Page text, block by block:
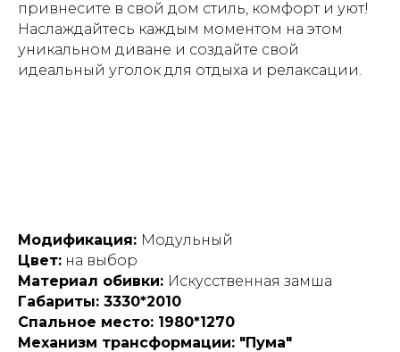
привнесите в свой дом стиль, комфорт и уют!
Наслаждайтесь каждым моментом на этом
уникальном диване и создайте свой
идеальный уголок для отдыха и релаксации.
Модификация: Модульный
Цвет: на выбор
Материал обивки: Искусственная замша
Габариты: 3330*2010
Спальное место: 1980*1270
Механизм трансформации: "Пума"